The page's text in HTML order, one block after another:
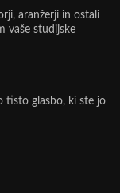
aranžerji in ostali
vaše studijske
tisto glasbo, ki ste jo